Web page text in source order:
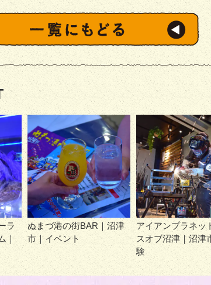
ラ
｜
ぬまづ港の街BAR｜沼津
市｜イベント
アイアンプラネッ
スオブ沼津｜沼津
験